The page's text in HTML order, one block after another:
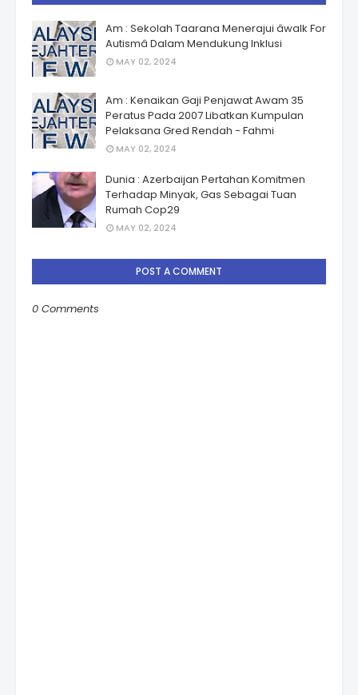
Am : Sekolah Taarana Menerajui âwalk For
Autismâ Dalam Mendukung Inklusi
MAY 02, 2024
Am : Kenaikan Gaji Penjawat Awam 35
Peratus Pada 2007 Libatkan Kumpulan
Pelaksana Gred Rendah - Fahmi
MAY 02, 2024
Dunia : Azerbaijan Pertahan Komitmen
Terhadap Minyak, Gas Sebagai Tuan
Rumah Cop29
MAY 02, 2024
POST A COMMENT
0 Comments